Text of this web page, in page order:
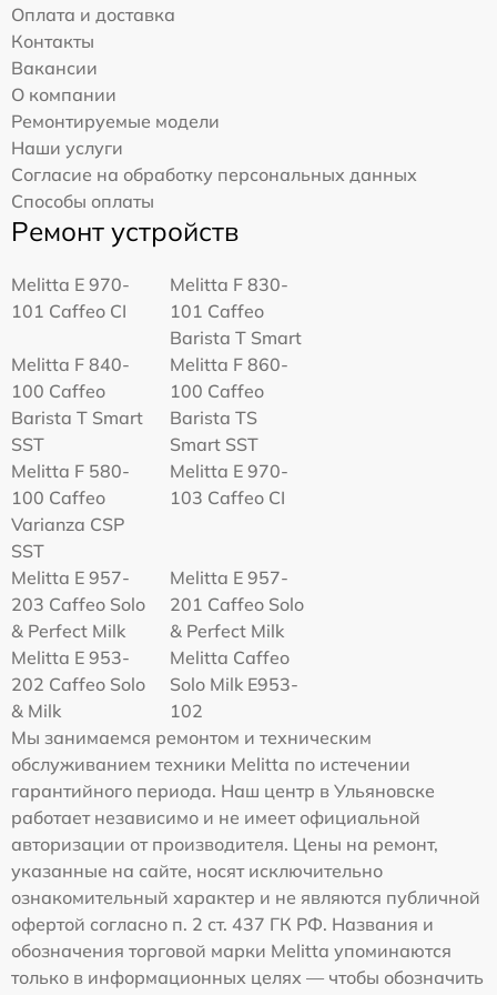
Оплата и доставка
Контакты
Вакансии
О компании
Ремонтируемые модели
Наши услуги
Согласие на обработку персональных данных
Способы оплаты
Ремонт устройств
Melitta Е 970-
101 Caffeo CI
Melitta F 830-
101 Caffeo
Barista T Smart
Melitta F 840-
100 Caffeo
Barista T Smart
SST
Melitta F 860-
100 Caffeo
Barista TS
Smart SST
Melitta F 580-
100 Caffeo
Varianza CSP
SST
Melitta Е 970-
103 Caffeo CI
Melitta E 957-
203 Caffeo Solo
& Perfect Milk
Melitta E 957-
201 Caffeo Solo
& Perfect Milk
Melitta Е 953-
202 Caffeo Solo
& Milk
Melitta Caffeo
Solo Milk E953-
102
Мы занимаемся ремонтом и техническим
обслуживанием техники Melitta по истечении
гарантийного периода. Наш центр в Ульяновске
работает независимо и не имеет официальной
авторизации от производителя. Цены на ремонт,
указанные на сайте, носят исключительно
ознакомительный характер и не являются публичной
офертой согласно п. 2 ст. 437 ГК РФ. Названия и
обозначения торговой марки Melitta упоминаются
только в информационных целях — чтобы обозначить